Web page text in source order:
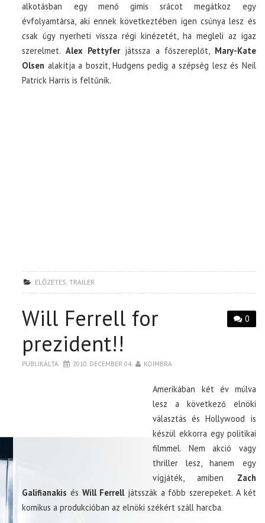
alkotásban egy menő gimis srácot megátkoz egy
évfolyamtársa, aki ennek következtében igen csúnya lesz és
csak úgy nyerheti vissza régi kinézetét, ha megleli az igaz
szerelmet. Alex Pettyferjátssza a főszereplőt, Mary-Kate
Olsen alakítja a boszit, Hudgens pedig a szépség lesz és Neil
Patrick Harris is feltűnik.
ELŐZETES,TRAILER
0
Will Ferrell for
prezident!!
PUBLIKÁLTA 2010. DECEMBER 04. KOIMBRA
Amerikában két év múlva
lesz a következő elnöki
választás és Hollywood is
készül ekkorra egy politikai
filmmel. Nem akció vagy
thriller lesz, hanem egy
vígjáték, amiben Zach
Galifianakis és Will Ferrelljátsszák a főbb szerepeket. A két
komikus a produkcióban az elnöki székért száll harcba.